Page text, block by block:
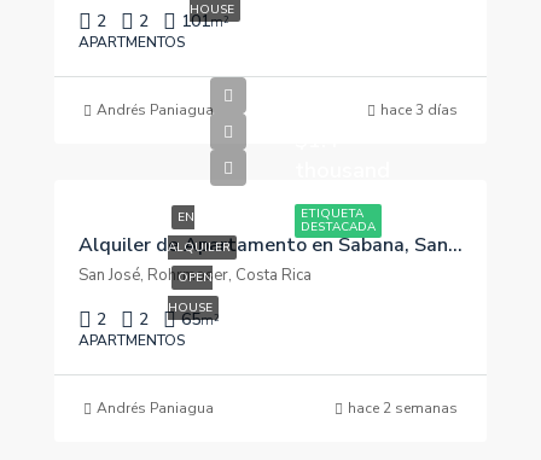
HOUSE
2 2 101m²
APARTMENTOS
Andrés Paniagua hace 3 días
ETIQUETA
DESTACADA
EN
ALQUILER
OPEN
HOUSE
Alquiler de Apartamento en Sabana, San José. Secrt Sabana
San José, Rohrmoser, Costa Rica
2 2 65m²
APARTMENTOS
Andrés Paniagua hace 2 semanas